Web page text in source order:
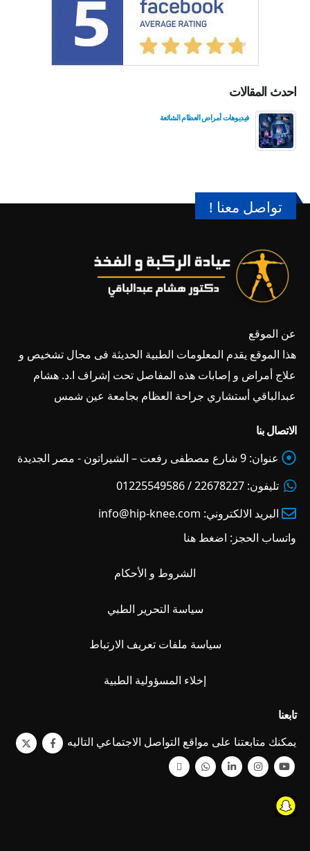
احدث المقالات
فيديوهات أمراض العظام الشائعة
تواصل معنا !
عن الموقع
هذا الموقع يقدم المعلومات الطبية الحديثة فى مجال تشخيص و
علاج أمراض و إصابات هذه المفاصل تحت إشراف ا.د. هشام
عبدالباقي أستشاري جراحة العظام بجامعة عين شمس
الاتصال بنا
عنوان: 9 شارع مصطفى رفعت – الشيراتون - مصر الجديدة
تليفون: 22678227 / 01225549586
البريد الالكتروني: info@hip-knee.com
واتساب الحجز: اضغط هنا
الشروط و الأحكام
سياسة التحرير الطبي
سياسة ملفات تعريف الارتباط
إخلاء المسؤولية الطبية
تابعنا
يمكنك متابعتنا على مواقع التواصل الاجتماعي التاليه